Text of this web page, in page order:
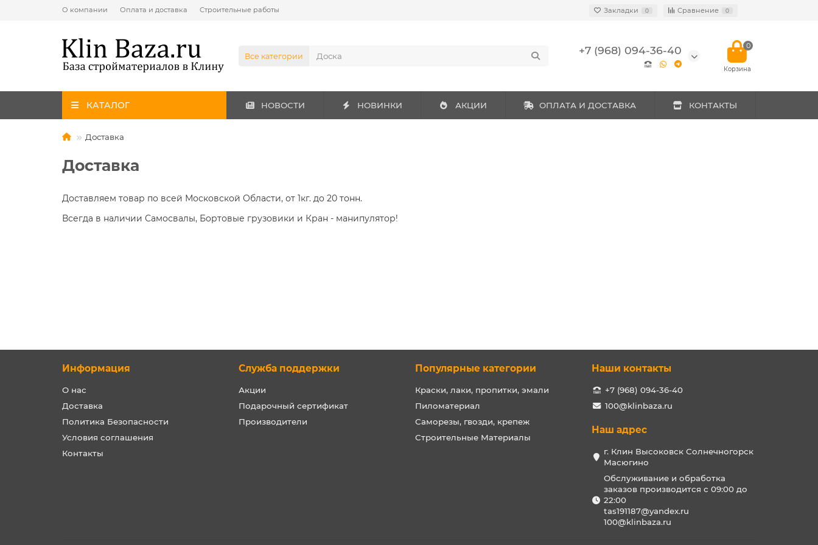
О компании Оплата и доставка Строительные работы Закладки 0 Сравнение 0
Все категории +7 (968) 094-36-40 0
КАТАЛОГ НОВОСТИ НОВИНКИ АКЦИИ ОПЛАТА И ДОСТАВКА КОНТАКТЫ
Доставка
Доставка
Доставляем товар по всей Московской Области, от 1кг. до 20 тонн.
Всегда в наличии Самосвалы, Бортовые грузовики и Кран - манипулятор!
Информация
О нас
Доставка
Политика Безопасности
Условия соглашения
Контакты
Служба поддержки
Акции
Подарочный сертификат
Производители
Популярные категории
Краски, лаки, пропитки, эмали
Пиломатериал
Саморезы, гвозди, крепеж
Строительные Материалы
Наши контакты
+7 (968) 094-36-40
100@klinbaza.ru
Наш адрес
г. Клин Высоковск Солнечногорск
Масюгино
Обслуживание и обработка
заказов производится с 09:00 до
22:00
tas191187@yandex.ru
100@klinbaza.ru